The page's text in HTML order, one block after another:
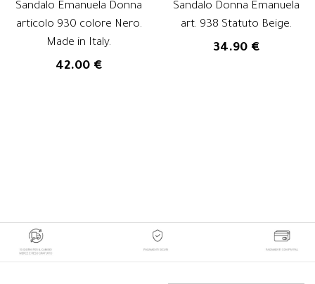
Sandalo Emanuela Donna
articolo 930 colore Nero.
Made in Italy.
42.00 €
Sandalo Donna Emanuela
art. 938 Statuto Beige.
34.90 €